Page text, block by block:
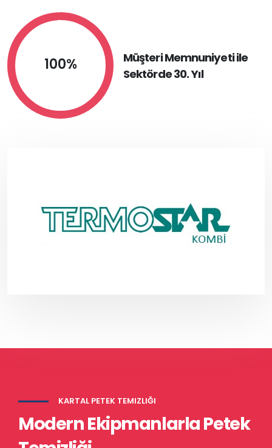
100%
Müşteri Memnuniyeti ile
Sektörde 30. Yıl
KARTAL PETEK TEMIZLIĞI
Modern Ekipmanlarla Petek